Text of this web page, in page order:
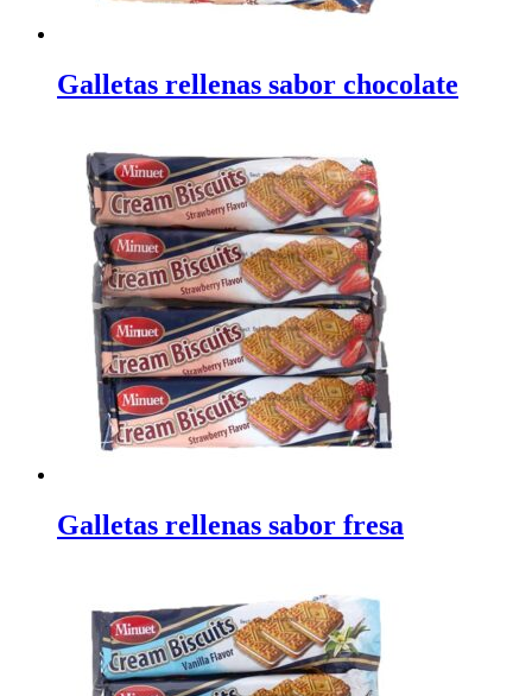
Galletas rellenas sabor chocolate
Galletas rellenas sabor fresa